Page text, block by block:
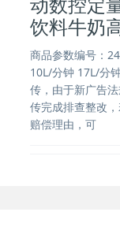
饮料牛奶
商品参数编号：
10L/分钟 17L/分
传，由于新广告
传完成排查整改
赔偿理由，可